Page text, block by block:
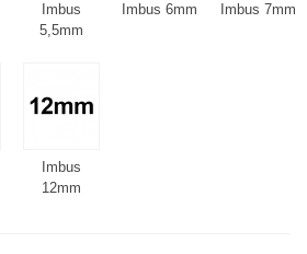
Imbus
5,5mm
Imbus 6mm Imbus 7mm
Imbus
12mm